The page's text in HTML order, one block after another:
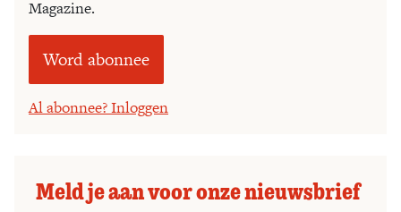
Magazine.
Word abonnee
Al abonnee? Inloggen
Meld je aan voor onze nieuwsbrief